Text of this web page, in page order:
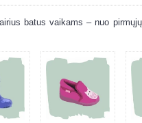
batus vaikams – nuo